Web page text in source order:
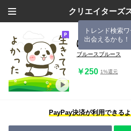
クリエイターズ
トレンド検索
出会えるかも！
ぽってり動く
ブルースブルース
￥250 1%還元
PayPay決済が利用できる